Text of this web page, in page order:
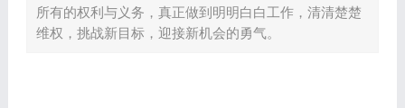
所有的权利与义务，真正做到明明白白工作，清清楚楚
维权，挑战新目标，迎接新机会的勇气。